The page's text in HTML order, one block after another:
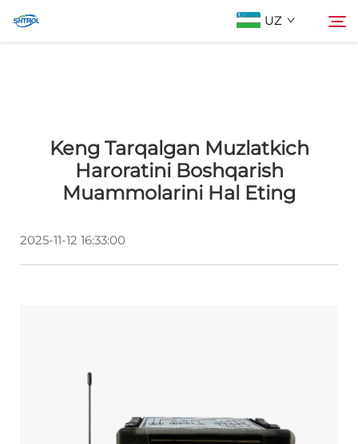
UZ
Mahsulotlar
Biz bilan bog'lanish
Keng Tarqalgan Muzlatkich
Haroratini Boshqarish
Muammolarini Hal Eting
2025-11-12 16:33:00